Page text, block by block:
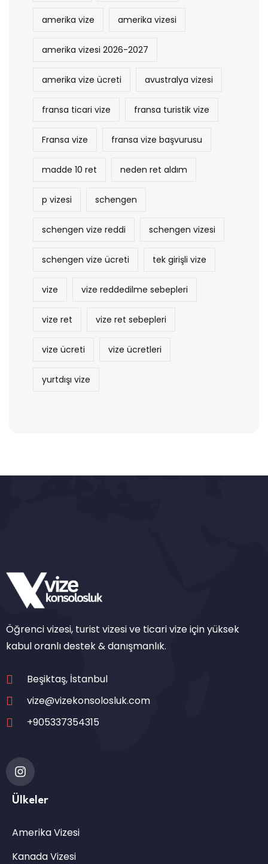
amerika vize amerika vizesi
amerika vizesi 2026-2027
amerika vize ücreti avustralya vizesi
fransa ticari vize fransa turistik vize
Fransa vize fransa vize başvurusu
madde 10 ret neden ret aldım
p vizesi schengen
schengen vize reddi schengen vizesi
schengen vize ücreti tek girişli vize
vize vize reddedilme sebepleri
vize ret vize ret sebepleri
vize ücreti vize ücretleri
yurtdışı vize
Öğrenci vizesi, turist vizesi ve ticari vize için yüksek
kabul oranlı destek & danışmanlık.
Beşiktaş, İstanbul
vize@vizekonsolosluk.com
+905337354315
Ülkeler
Amerika Vizesi
Kanada Vizesi